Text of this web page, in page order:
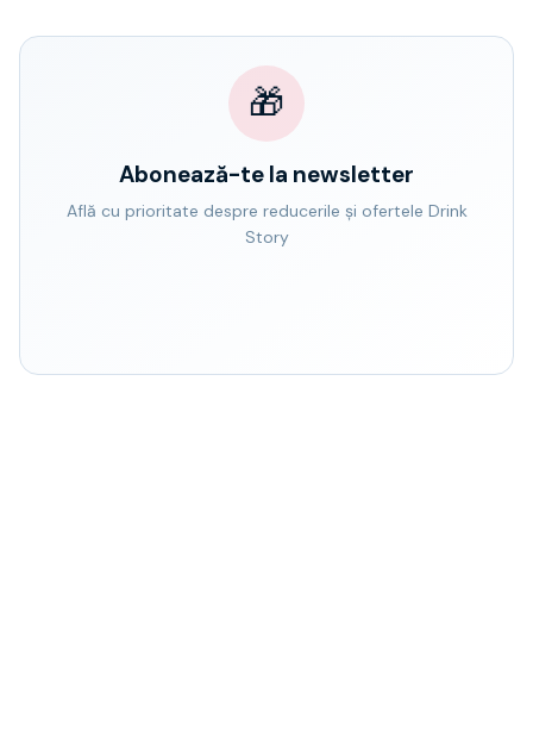
🎁
Abonează-te la newsletter
Află cu prioritate despre reducerile și ofertele Drink
Story